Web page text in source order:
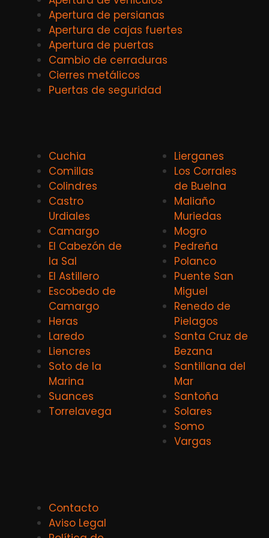
Apertura de persianas
Apertura de cajas fuertes
Apertura de puertas
Cambio de cerraduras
Cierres metálicos
Puertas de seguridad
Cuchia
Comillas
Colindres
Castro
Urdiales
Camargo
El Cabezón de
la Sal
El Astillero
Escobedo de
Camargo
Heras
Laredo
Liencres
Soto de la
Marina
Suances
Torrelavega
Lierganes
Los Corrales
de Buelna
Maliaño
Muriedas
Mogro
Pedreña
Polanco
Puente San
Miguel
Renedo de
Pielagos
Santa Cruz de
Bezana
Santillana del
Mar
Santoña
Solares
Somo
Vargas
Contacto
Aviso Legal